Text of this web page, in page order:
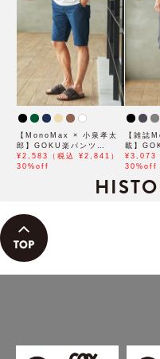
【MonoMax × 小泉孝太
郎】GOKU楽パンツ
EASY STRETCH 冷感
5Pショート「小泉孝太郎
¥2,583（税込 ¥2,841）
30%off
【雑誌
載】
EASY
ンクル
¥3,073
30%off